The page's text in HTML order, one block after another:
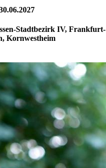
Stadtbezirk IV, Frankfurt-
Kornwestheim